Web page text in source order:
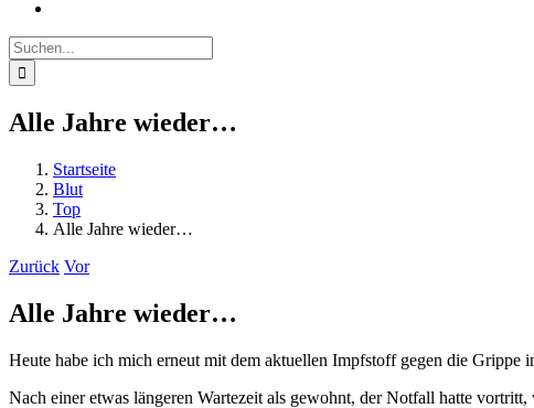
Suche
nach:
Alle Jahre wieder…
Startseite
Blut
Top
Alle Jahre wieder…
Zurück Vor
Alle Jahre wieder…
Heute habe ich mich erneut mit dem aktuellen Impfstoff gegen die Grippe
Nach einer etwas längeren Wartezeit als gewohnt, der Notfall hatte